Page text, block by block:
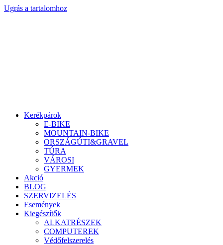
Ugrás a tartalomhoz
Kerékpárok
E-BIKE
MOUNTAIN-BIKE
ORSZÁGÚTI&GRAVEL
TÚRA
VÁROSI
GYERMEK
Akció
BLOG
SZERVIZELÉS
Események
Kiegészítők
ALKATRÉSZEK
COMPUTEREK
Védőfelszerelés